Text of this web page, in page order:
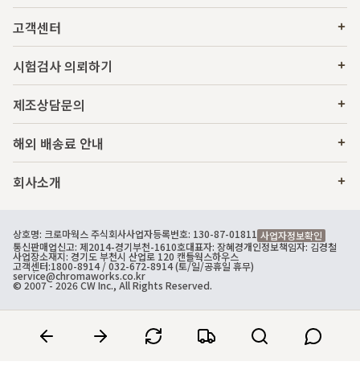
고객센터
시험검사 의뢰하기
제조상담문의
해외 배송료 안내
회사소개
상호명: 크로마웍스 주식회사사업자등록번호: 130-87-01811 사업자정보확인
통신판매업신고: 제2014-경기부천-1610호대표자: 장혜경개인정보책임자: 김경철
사업장소재지: 경기도 부천시 산업로 120 캔들웍스하우스
고객센터:1800-8914/ 032-672-8914 (토/일/공휴일 휴무)
service@chromaworks.co.kr
© 2007 - 2026 CW Inc., All Rights Reserved.